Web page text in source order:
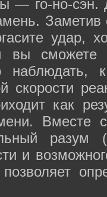
— го-но-
удар,
сможете
наблюдать,
скорости
как
Вместе
разум
и